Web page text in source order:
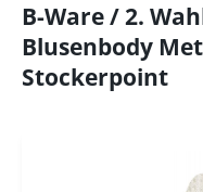
B-Ware / 2.
Blusenbody
Stockerpoint